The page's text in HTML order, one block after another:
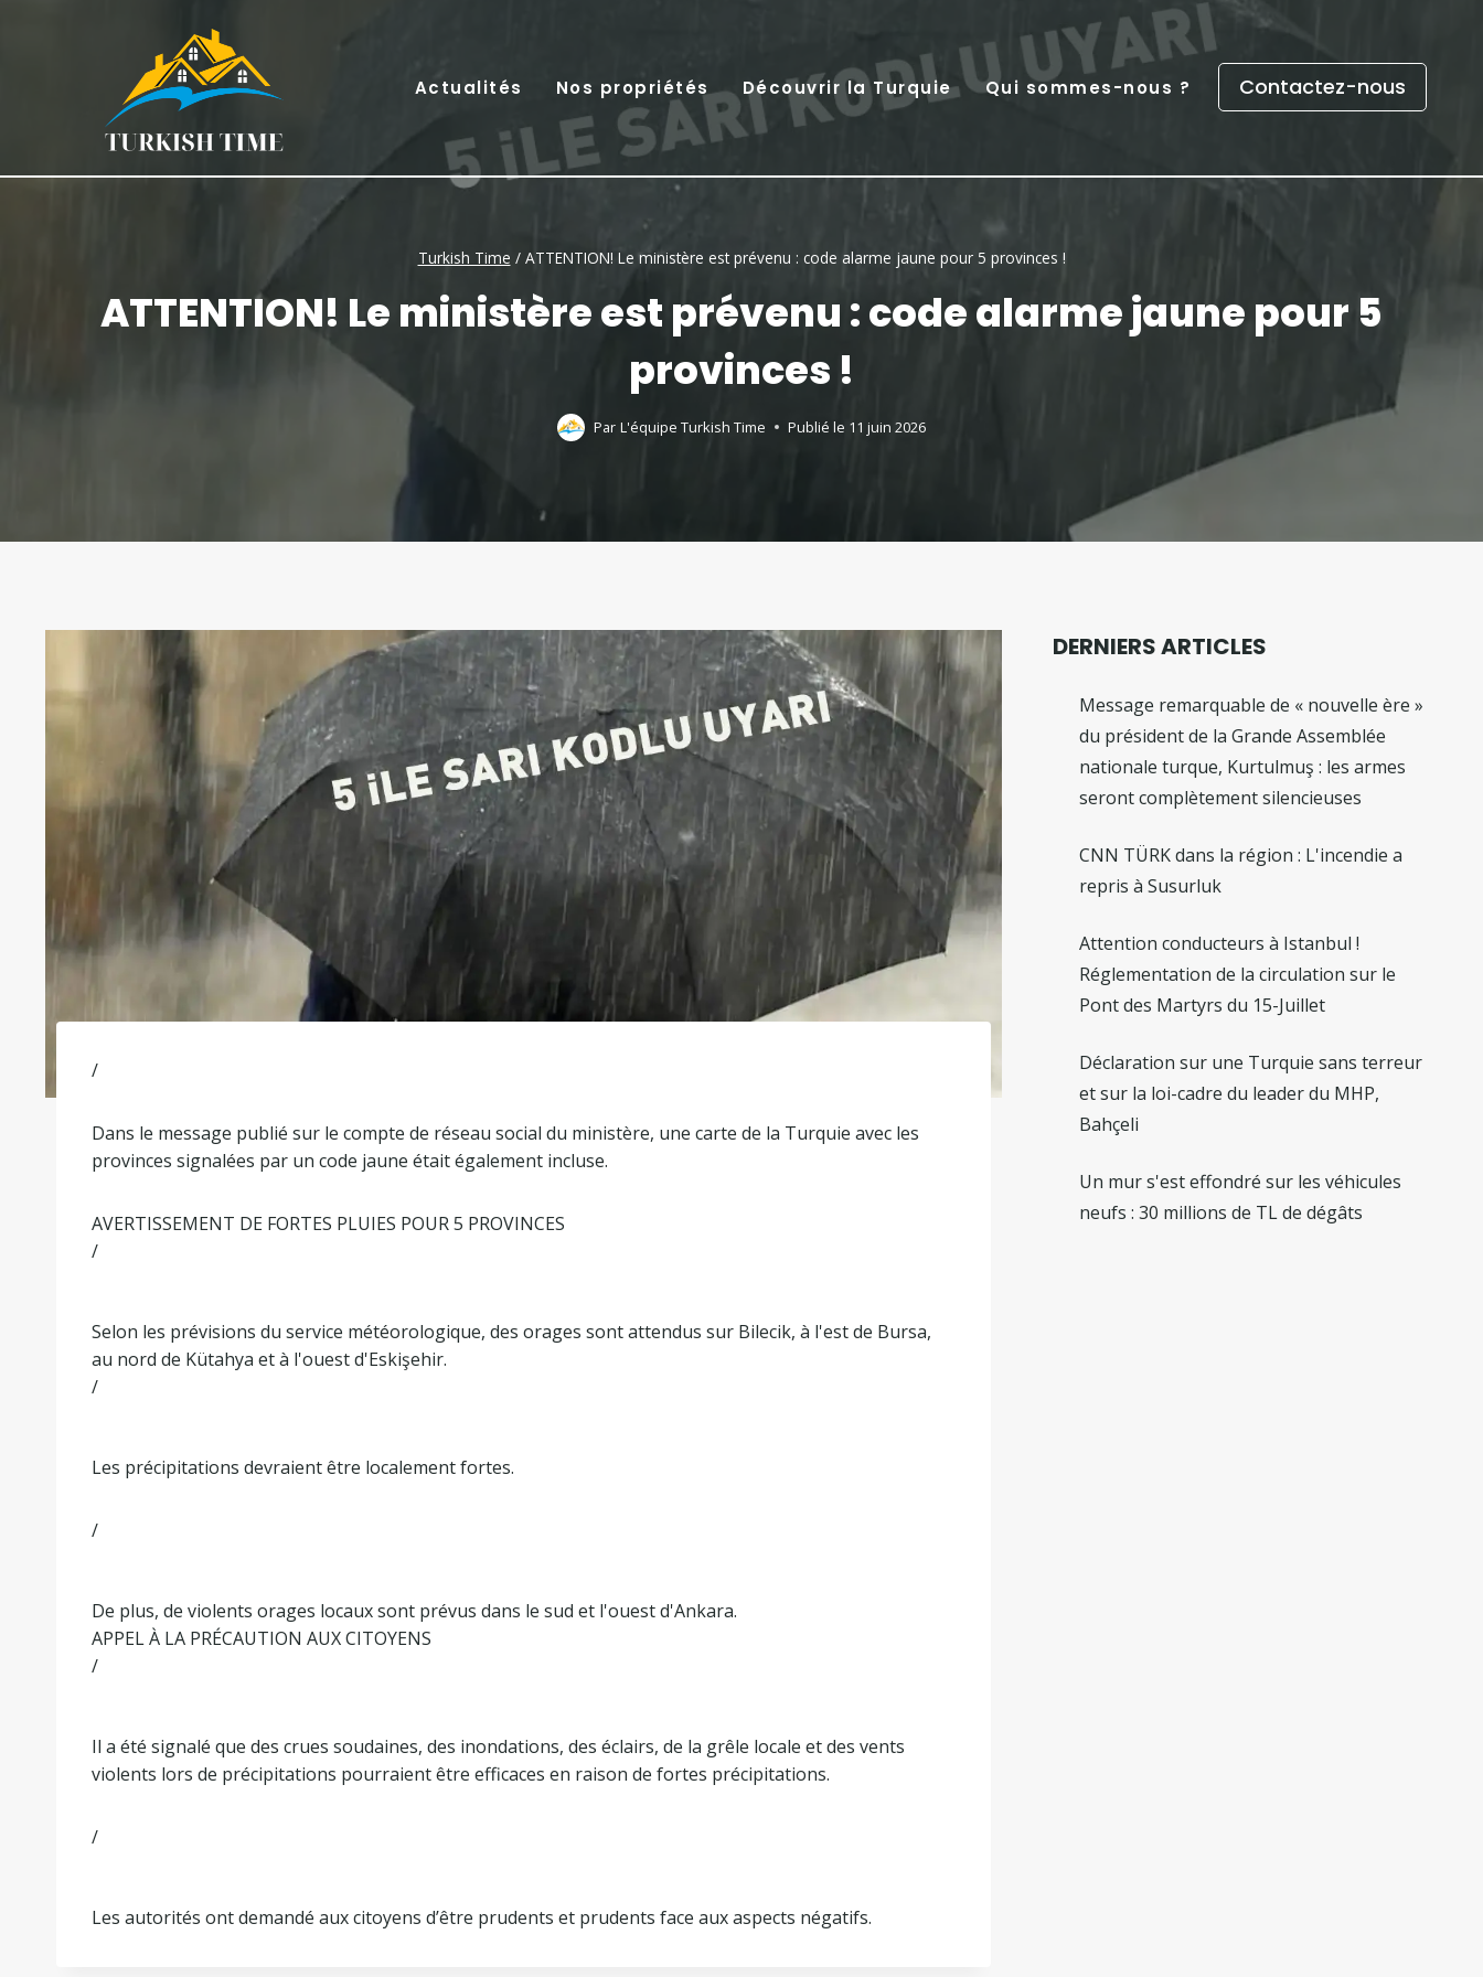
Actualités Nos propriétés Découvrir la Turquie Qui sommes-nous ? Contactez-nous
Turkish Time / ATTENTION! Le ministère est prévenu : code alarme jaune pour 5 provinces !
ATTENTION! Le ministère est prévenu : code alarme jaune pour 5
provinces !
Par L'équipe Turkish Time Publié le 11 juin 2026
/
Dans le message publié sur le compte de réseau social du ministère, une carte de la Turquie avec les
provinces signalées par un code jaune était également incluse.
AVERTISSEMENT DE FORTES PLUIES POUR 5 PROVINCES
/
Selon les prévisions du service météorologique, des orages sont attendus sur Bilecik, à l'est de Bursa,
au nord de Kütahya et à l'ouest d'Eskişehir.
/
Les précipitations devraient être localement fortes.
/
De plus, de violents orages locaux sont prévus dans le sud et l'ouest d'Ankara.
APPEL À LA PRÉCAUTION AUX CITOYENS
/
Il a été signalé que des crues soudaines, des inondations, des éclairs, de la grêle locale et des vents
violents lors de précipitations pourraient être efficaces en raison de fortes précipitations.
/
Les autorités ont demandé aux citoyens d’être prudents et prudents face aux aspects négatifs.
DERNIERS ARTICLES
Message remarquable de « nouvelle ère »
du président de la Grande Assemblée
nationale turque, Kurtulmuş : les armes
seront complètement silencieuses
CNN TÜRK dans la région : L'incendie a
repris à Susurluk
Attention conducteurs à Istanbul !
Réglementation de la circulation sur le
Pont des Martyrs du 15-Juillet
Déclaration sur une Turquie sans terreur
et sur la loi-cadre du leader du MHP,
Bahçeli
Un mur s'est effondré sur les véhicules
neufs : 30 millions de TL de dégâts